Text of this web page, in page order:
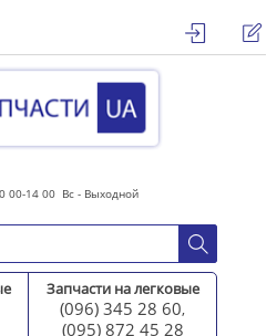
00-14 00 Вс - Выходной
Запчасти на легковые
(096) 345 28 60,
(095) 872 45 28